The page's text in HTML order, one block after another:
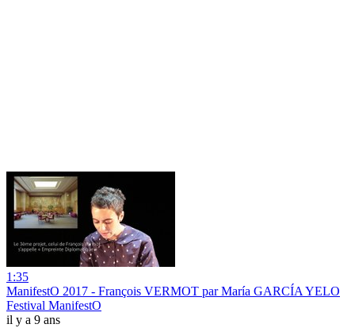
1:35
ManifestO 2017 - François VERMOT par María GARCÍA YELO
Festival ManifestO
il y a 9 ans